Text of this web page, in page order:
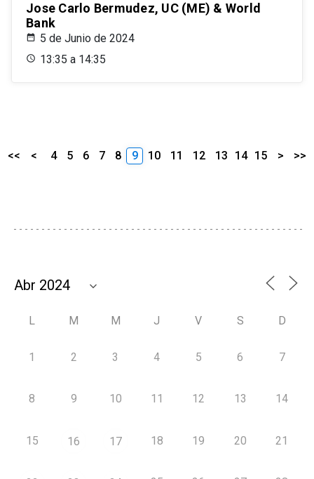
Jose Carlo Bermudez, UC (ME) & World
Bank
5 de Junio de 2024
13:35 a 14:35
<< < 4 5 6 7 8 9 10 11 12 13 14 15 > >>
L M M J V S D
1 2 3 4 5 6 7
8 9 10 11 12 13 14
15 16 17 18 19 20 21